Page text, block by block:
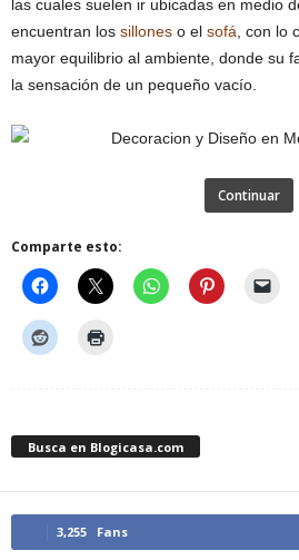
las cuales suelen ir ubicadas en medio
encuentran los sillones o el sofá , con lo
mayor equilibrio al ambiente, donde su
la sensación de un pequeño vacío.
Continuar
Comparte esto:
Busca en Blogicasa.com
3,255 Fans